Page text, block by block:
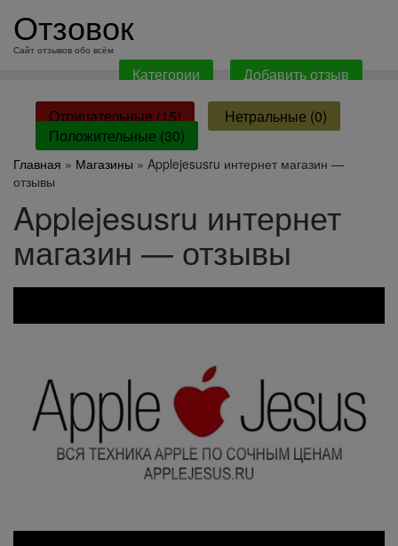
содержанию
Отзовок
Сайт отзывов обо всём
Категории Добавить отзыв
Отрицательные (15)
Нетральные (0)
Положительные (30)
Главная » Магазины » Applejesusru интернет магазин —
отзывы
Applejesusru интернет
магазин — отзывы